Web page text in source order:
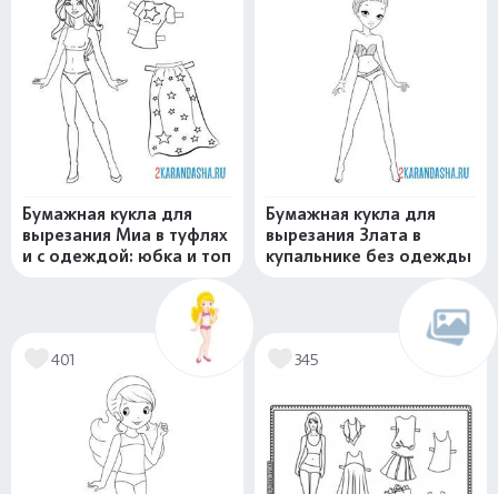
Бумажная кукла для
вырезания Миа в туфлях
и с одеждой: юбка и топ
Бумажная кукла для
вырезания Злата в
купальнике без одежды
401 345